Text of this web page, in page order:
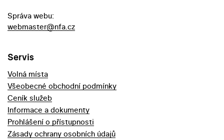
Správa webu:
webmaster@nfa.cz
Servis
Volná místa
Všeobecné obchodní podmínky
Ceník služeb
Informace a dokumenty
Prohlášení o přístupnosti
Zásady ochrany osobních údajů